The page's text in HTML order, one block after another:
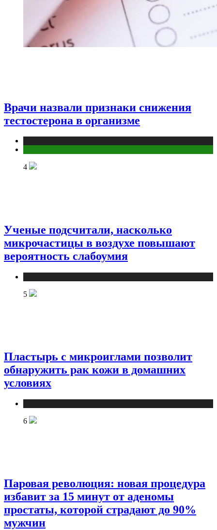
Врачи назвали признаки снижения
тестостерона в организме
4
Ученые подсчитали, насколько
микрочастицы в воздухе повышают
вероятность слабоумия
5
Пластырь с микроиглами позволит
обнаружить рак кожи в домашних
условиях
6
Паровая революция: новая процедура
избавит за 15 минут от аденомы
простаты, которой страдают до 90%
мужчин